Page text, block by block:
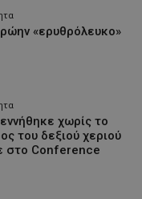
«ερυθρόλευκο»
χωρίς το
του δεξιού χεριού
στο Conference